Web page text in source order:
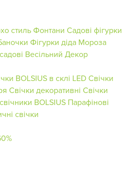
стильФонтани Садові фігурки
Фігурки діда Мороза
Весільний Декор
BOLSIUS в склі LED Свічки
Свічки декоративні Свічки
BOLSIUS Парафінові
свічки